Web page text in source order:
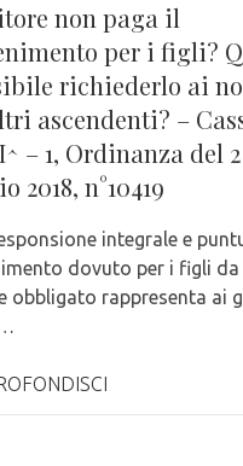
non paga il
per i figli?
richiederlo ai
ascendenti? –
– 1, Ordinanza del 2
2018, n°10419
integrale e
dovuto per i figli da
obbligato rappresenta ai